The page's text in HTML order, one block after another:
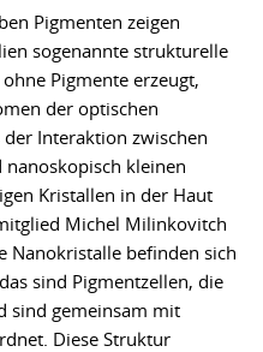
Pigmenten zeigen
sogenannte strukturelle
Pigmente erzeugt,
der optischen
Interaktion zwischen
kleinen
Kristallen in der Haut
Michel Milinkovitch
Nanokristalle befinden sich
sind Pigmentzellen, die
sind gemeinsam mit
Diese Struktur